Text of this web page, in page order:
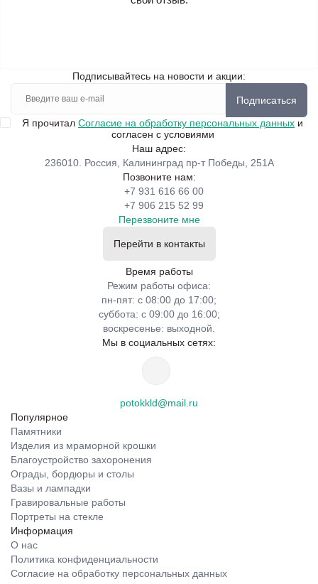
Подписывайтесь на новости и акции:
Подписаться
Я прочитал Согласие на обработку персональных данных и
согласен с условиями
Наш адрес:
236010. Россия, Калининград пр-т Победы, 251А
Позвоните нам:
+7 931 616 66 00
+7 906 215 52 99
Перезвоните мне
Перейти в контакты
Время работы
Режим работы офиса:
пн-пят: с 08:00 до 17:00;
суббота: с 09:00 до 16:00;
воскресенье: выходной.
Мы в социальных сетях:
potokkld@mail.ru
Популярное
Памятники
Изделия из мраморной крошки
Благоустройство захоронения
Ограды, бордюры и столы
Вазы и лампадки
Гравировальные работы
Портреты на стекле
Информация
О нас
Политика конфиденциальности
Согласие на обработку персональных данных